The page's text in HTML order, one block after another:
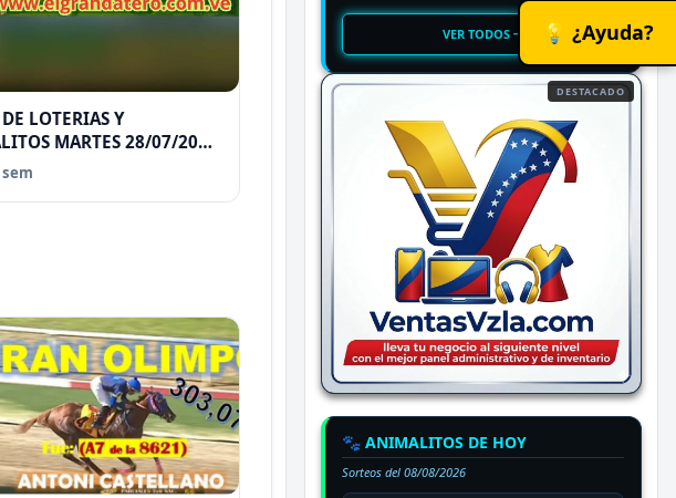
LOTERIAS Y
MARTES 28/07/2026
JOSE EREU
sem
VER TODOS
DESTACADO
🐾 ANIMALITOS DE HOY
Sorteos del 08/08/2026
💡 ¿Ayuda?